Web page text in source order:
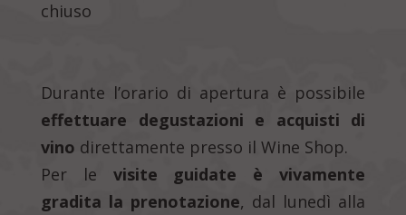
chiuso
Durante l’orario di apertura è possibile
effettuare degustazioni e acquisti di
vino direttamente presso il Wine Shop.
Per le visite guidate è vivamente
gradita la prenotazione, dal lunedì alla